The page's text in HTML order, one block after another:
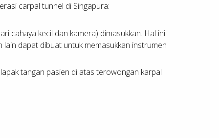
carpal tunnel di Singapura:
cahaya kecil dan kamera) dimasukkan. Hal ini
dapat dibuat untuk memasukkan instrumen
tangan pasien di atas terowongan karpal